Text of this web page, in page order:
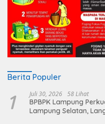
Berita Populer
1 Juli 30, 2026 58 Lihat
BPBPK Lampung
Lampung Selatan,